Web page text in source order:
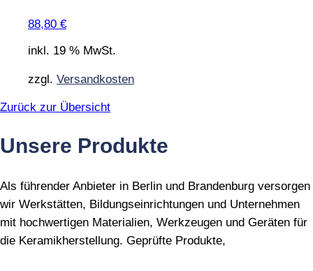
88,80 €
inkl. 19 % MwSt.
zzgl. Versandkosten
Zurück zur Übersicht
Unsere Produkte
Als führender Anbieter in Berlin und Brandenburg versorgen
wir Werkstätten, Bildungseinrichtungen und Unternehmen
mit hochwertigen Materialien, Werkzeugen und Geräten für
die Keramikherstellung. Geprüfte Produkte,